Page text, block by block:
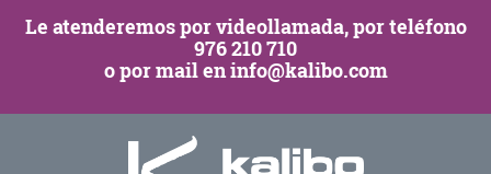
Le atenderemos porvideollamada, por teléfono
976 210 710
o por mail eninfo@kalibo.com